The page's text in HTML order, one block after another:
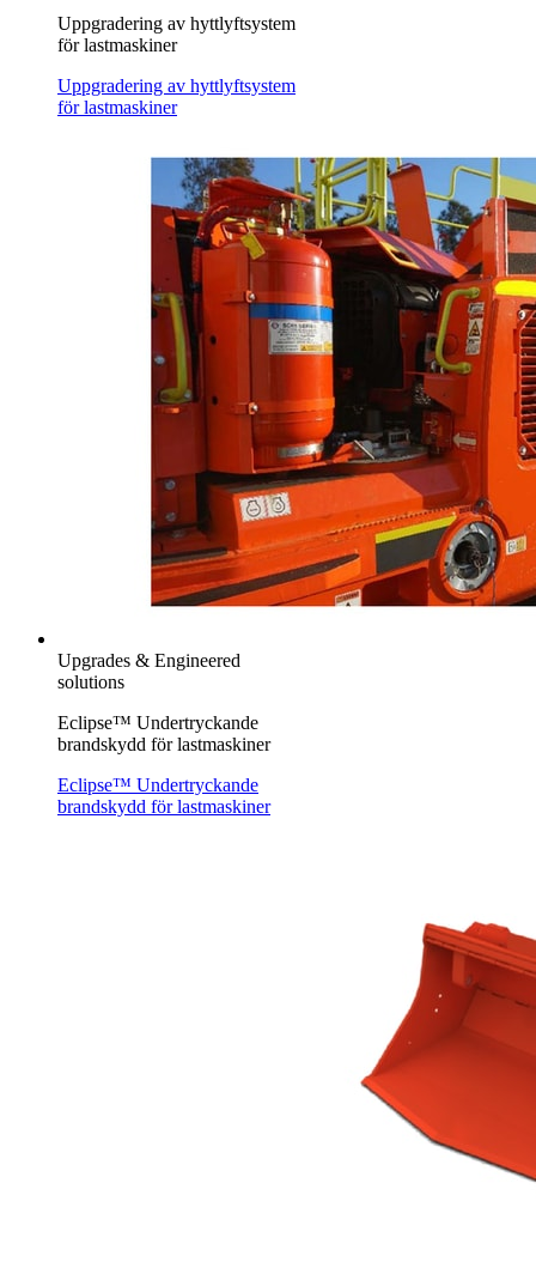
Uppgradering av hyttlyftsystem
för lastmaskiner
Uppgradering av hyttlyftsystem
för lastmaskiner
Upgrades & Engineered
solutions
Eclipse™ Undertryckande
brandskydd för lastmaskiner
Eclipse™ Undertryckande
brandskydd för lastmaskiner